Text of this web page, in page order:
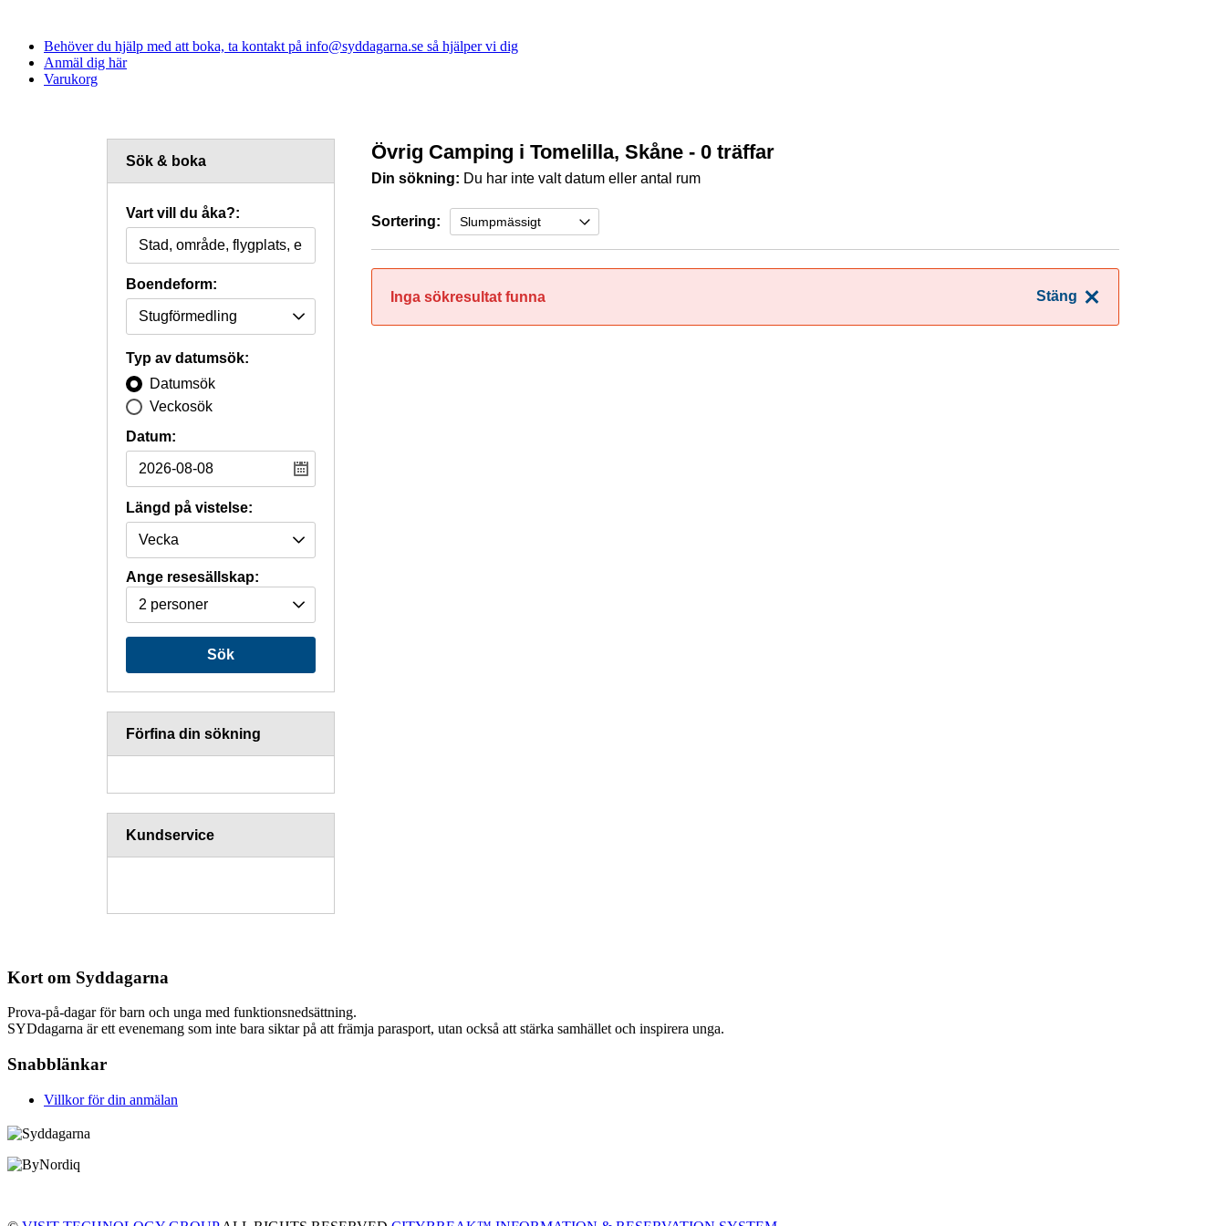
Behöver du hjälp med att boka, ta kontakt på info@syddagarna.se så hjälper vi dig
Anmäl dig här
Varukorg
Övrig Camping i Tomelilla, Skåne - 0 träffar
Din sökning: Du har inte valt datum eller antal rum
Sortering:
Stäng
Inga sökresultat funna
Sök & boka
Vart vill du åka?:
Boendeform:
Typ av datumsök:
Datumsök
Veckosök
Datum:
Längd på vistelse:
Ange resesällskap:
2 personer
Sök
Förfina din sökning
Kundservice
Kort om Syddagarna
Prova-på-dagar för barn och unga med funktionsnedsättning.
SYDdagarna är ett evenemang som inte bara siktar på att främja parasport, utan också att stärka samhället och inspirera unga.
Snabblänkar
Villkor för din anmälan